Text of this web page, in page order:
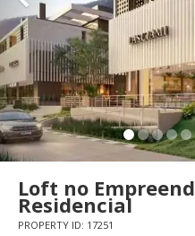
Loft no
Residencial
PROPERTY ID: 17251